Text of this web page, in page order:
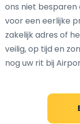
ons niet
voor een eerlijke
zakelijk adres of
veilig, op tijd en
nog uw rit bij